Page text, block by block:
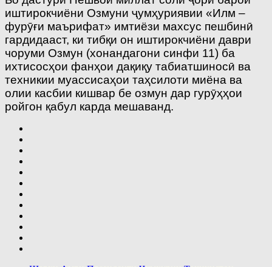
иштирокчиёни Озмуни ҷумҳуриявии «Илм –
фурӯғи маърифат» имтиёзи махсус пешбинӣ
гардидааст, ки тибқи он иштирокчиёни даври
чоруми Озмун (хонандагони синфи 11) ба
ихтисосҳои фанҳои дақиқу табиатшиносӣ ва
техникии муассисаҳои таҳсилоти миёна ва
олии касбии кишвар бе озмун дар гурӯҳҳои
ройгон қабул карда мешаванд.